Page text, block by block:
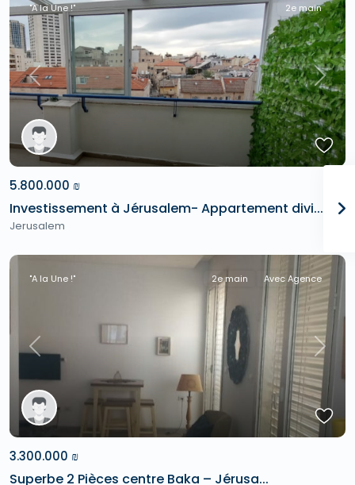
Previous Next
"A la Une !" 2e main
5.800.000 ₪
Investissement à Jérusalem- Appartement divi...
Jerusalem
Previous Next
"A la Une !" 2e main Avec Agence
3.300.000 ₪
Superbe 2 Pièces centre Baka – Jérusa...